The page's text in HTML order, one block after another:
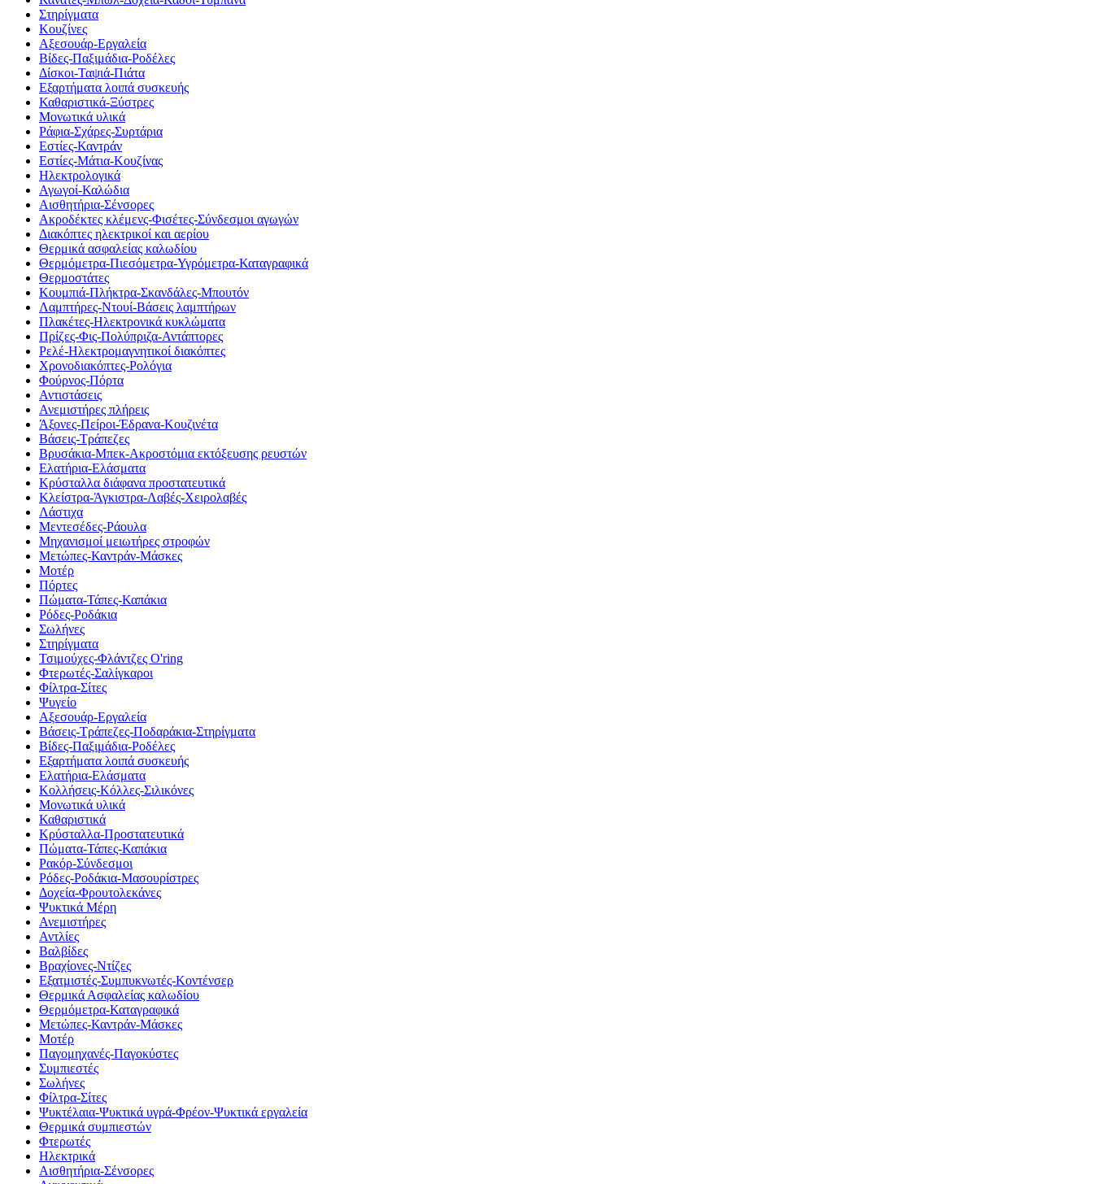
Στηρίγματα
Κουζίνες
Αξεσουάρ-Εργαλεία
Βίδες-Παξιμάδια-Ροδέλες
Δίσκοι-Ταψιά-Πιάτα
Εξαρτήματα λοιπά συσκευής
Καθαριστικά-Ξύστρες
Μονωτικά υλικά
Ράφια-Σχάρες-Συρτάρια
Εστίες-Καντράν
Εστίες-Μάτια-Κουζίνας
Ηλεκτρολογικά
Αγωγοί-Καλώδια
Αισθητήρια-Σένσορες
Ακροδέκτες κλέμενς-Φισέτες-Σύνδεσμοι αγωγών
Διακόπτες ηλεκτρικοί και αερίου
Θερμικά ασφαλείας καλωδίου
Θερμόμετρα-Πιεσόμετρα-Υγρόμετρα-Καταγραφικά
Θερμοστάτες
Κουμπιά-Πλήκτρα-Σκανδάλες-Μπουτόν
Λαμπτήρες-Ντουί-Βάσεις λαμπτήρων
Πλακέτες-Ηλεκτρονικά κυκλώματα
Πρίζες-Φις-Πολύπριζα-Αντάπτορες
Ρελέ-Ηλεκτρομαγνητικοί διακόπτες
Χρονοδιακόπτες-Ρολόγια
Φούρνος-Πόρτα
Αντιστάσεις
Ανεμιστήρες πλήρεις
Άξονες-Πείροι-Έδρανα-Κουζινέτα
Βάσεις-Τράπεζες
Βρυσάκια-Μπεκ-Ακροστόμια εκτόξευσης ρευστών
Ελατήρια-Ελάσματα
Κρύσταλλα διάφανα προστατευτικά
Κλείστρα-Άγκιστρα-Λαβές-Χειρολαβές
Λάστιχα
Μεντεσέδες-Ράουλα
Μηχανισμοί μειωτήρες στροφών
Μετώπες-Καντράν-Μάσκες
Μοτέρ
Πόρτες
Πώματα-Τάπες-Καπάκια
Ρόδες-Ροδάκια
Σωλήνες
Στηρίγματα
Τσιμούχες-Φλάντζες O'ring
Φτερωτές-Σαλίγκαροι
Φίλτρα-Σίτες
Ψυγείο
Αξεσουάρ-Εργαλεία
Βάσεις-Τράπεζες-Ποδαράκια-Στηρίγματα
Βίδες-Παξιμάδια-Ροδέλες
Εξαρτήματα λοιπά συσκευής
Ελατήρια-Ελάσματα
Κολλήσεις-Κόλλες-Σιλικόνες
Μονωτικά υλικά
Καθαριστικά
Κρύσταλλα-Προστατευτικά
Πώματα-Τάπες-Καπάκια
Ρακόρ-Σύνδεσμοι
Ρόδες-Ροδάκια-Μασουρίστρες
Δοχεία-Φρουτολεκάνες
Ψυκτικά Μέρη
Ανεμιστήρες
Αντλίες
Βαλβίδες
Βραχίονες-Ντίζες
Εξατμιστές-Συμπυκνωτές-Κοντένσερ
Θερμικά Ασφαλείας καλωδίου
Θερμόμετρα-Καταγραφικά
Μετώπες-Καντράν-Μάσκες
Μοτέρ
Παγομηχανές-Παγοκύστες
Συμπιεστές
Σωλήνες
Φίλτρα-Σίτες
Ψυκτέλαια-Ψυκτικά υγρά-Φρέον-Ψυκτικά εργαλεία
Θερμικά συμπιεστών
Φτερωτές
Ηλεκτρικά
Αισθητήρια-Σένσορες